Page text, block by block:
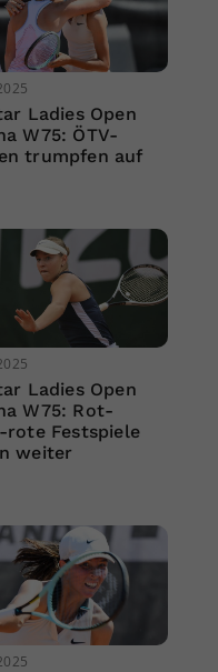
Ladies Open
W75: ÖTV-
trumpfen auf
Ladies Open
W75: Rot-
rote Festspiele
weiter